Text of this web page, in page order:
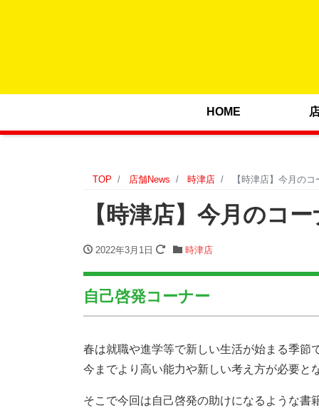
HOME
TOP 店舗News 時津店 【時津店】今月の
【時津店】今月のコ
2022年3月1日 時津店
自己啓発コーナー
春は就職や進学等で新しい生活が始まる季節
今までより高い能力や新しい考え方が必要と
そこで今回は自己啓発の助けになるような書